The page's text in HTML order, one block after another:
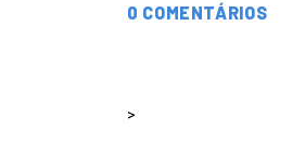
0 COMENTÁRIOS
>